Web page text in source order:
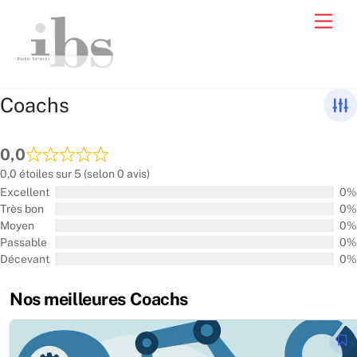
content
Coachs
0,0
0,0 étoiles sur 5 (selon 0 avis)
Excellent
0%
Très bon
0%
Moyen
0%
Passable
0%
Décevant
0%
Nos meilleures Coachs